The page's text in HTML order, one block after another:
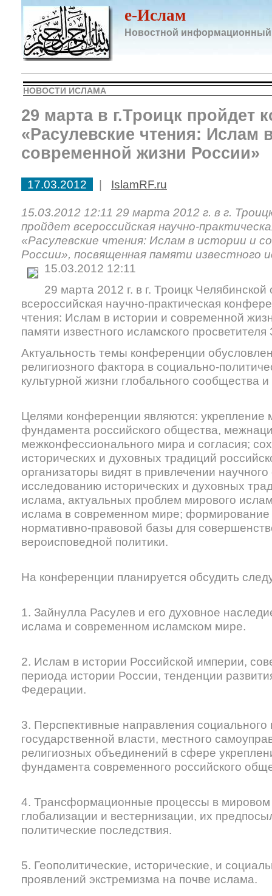
e-Ислам
Новостной информационный
НОВОСТИ ИСЛАМА
29 марта в г.Троицк пройдет
«Расулевские чтения: Ислам
современной жизни России»
17.03.2012 | IslamRF.ru
15.03.2012 12:11 29 марта 2012 г. в г.
пройдет всероссийская научно-
«Расулевские чтения: Ислам в истории и
России», посвященная памяти известного
15.03.2012 12:11
29 марта 2012 г. в г. Троицк Челябинской
всероссийская научно-практическая
чтения: Ислам в истории и современной
памяти известного исламского
Актуальность темы конференции
религиозного фактора в социально-
культурной жизни глобального сообщества
Целями конференции являются: укрепление
фундамента российского общества,
межконфессионального мира и согласия;
исторических и духовных традиций
организаторы видят в привлечении
исследованию исторических и духовных
ислама, актуальных проблем мирового
ислама в современном мире; формирование
нормативно-правовой базы для
вероисповедной политики.
На конференции планируется обсудить
1. Зайнулла Расулев и его духовное
ислама и современном исламском мире.
2. Ислам в истории Российской империи,
периода истории России, тенденции
Федерации.
3. Перспективные направления социального
государственной власти, местного
религиозных объединений в сфере
фундамента современного российского
4. Трансформационные процессы в мировом
глобализации и вестернизации, их
политические последствия.
5. Геополитические, исторические, и
проявлений экстремизма на почве ислама.